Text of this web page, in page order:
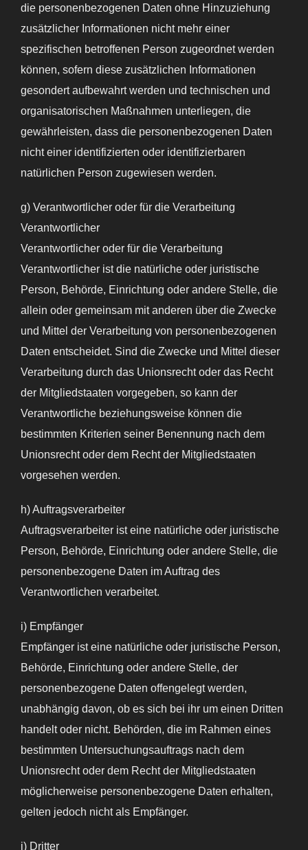
die personenbezogenen Daten ohne Hinzuziehung
zusätzlicher Informationen nicht mehr einer
spezifischen betroffenen Person zugeordnet werden
können, sofern diese zusätzlichen Informationen
gesondert aufbewahrt werden und technischen und
organisatorischen Maßnahmen unterliegen, die
gewährleisten, dass die personenbezogenen Daten
nicht einer identifizierten oder identifizierbaren
natürlichen Person zugewiesen werden.
g) Verantwortlicher oder für die Verarbeitung
Verantwortlicher
Verantwortlicher oder für die Verarbeitung
Verantwortlicher ist die natürliche oder juristische
Person, Behörde, Einrichtung oder andere Stelle, die
allein oder gemeinsam mit anderen über die Zwecke
und Mittel der Verarbeitung von personenbezogenen
Daten entscheidet. Sind die Zwecke und Mittel dieser
Verarbeitung durch das Unionsrecht oder das Recht
der Mitgliedstaaten vorgegeben, so kann der
Verantwortliche beziehungsweise können die
bestimmten Kriterien seiner Benennung nach dem
Unionsrecht oder dem Recht der Mitgliedstaaten
vorgesehen werden.
h) Auftragsverarbeiter
Auftragsverarbeiter ist eine natürliche oder juristische
Person, Behörde, Einrichtung oder andere Stelle, die
personenbezogene Daten im Auftrag des
Verantwortlichen verarbeitet.
i) Empfänger
Empfänger ist eine natürliche oder juristische Person,
Behörde, Einrichtung oder andere Stelle, der
personenbezogene Daten offengelegt werden,
unabhängig davon, ob es sich bei ihr um einen Dritten
handelt oder nicht. Behörden, die im Rahmen eines
bestimmten Untersuchungsauftrags nach dem
Unionsrecht oder dem Recht der Mitgliedstaaten
möglicherweise personenbezogene Daten erhalten,
gelten jedoch nicht als Empfänger.
j) Dritter